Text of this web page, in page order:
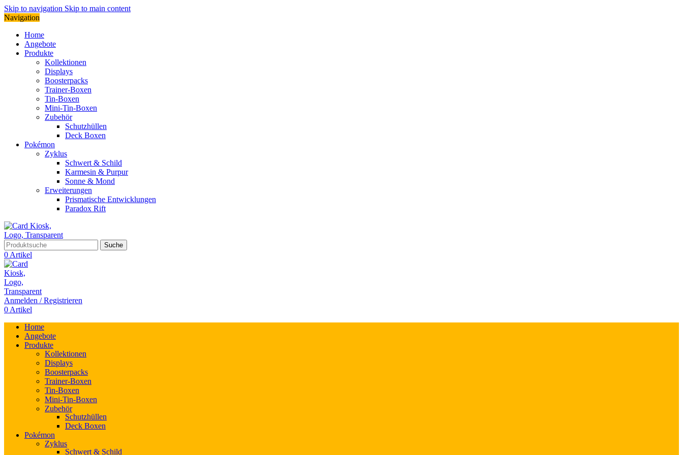
Skip to navigation Skip to main content
Navigation
Home
Angebote
Produkte
Kollektionen
Displays
Boosterpacks
Trainer-Boxen
Tin-Boxen
Mini-Tin-Boxen
Zubehör
Schutzhüllen
Deck Boxen
Pokémon
Zyklus
Schwert & Schild
Karmesin & Purpur
Sonne & Mond
Erweiterungen
Prismatische Entwicklungen
Paradox Rift
Suche
0 Artikel
Anmelden / Registrieren
0 Artikel
Home
Angebote
Produkte
Kollektionen
Displays
Boosterpacks
Trainer-Boxen
Tin-Boxen
Mini-Tin-Boxen
Zubehör
Schutzhüllen
Deck Boxen
Pokémon
Zyklus
Schwert & Schild